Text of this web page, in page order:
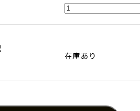
在庫あり